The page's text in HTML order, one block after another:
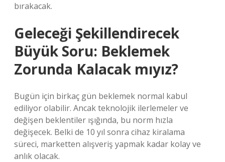
bırakacak.
Geleceği Şekillendirecek
Büyük Soru: Beklemek
Zorunda Kalacak mıyız?
Bugün için birkaç gün beklemek normal kabul
ediliyor olabilir. Ancak teknolojik ilerlemeler ve
değişen beklentiler ışığında, bu norm hızla
değişecek. Belki de 10 yıl sonra cihaz kiralama
süreci, marketten alışveriş yapmak kadar kolay ve
anlık olacak.